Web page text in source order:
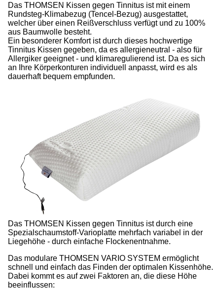
Das THOMSEN Kissen gegen Tinnitus ist mit einem
Rundsteg-Klimabezug (Tencel-Bezug) ausgestattet,
welcher über einen Reißverschluss verfügt und zu 100%
aus Baumwolle besteht.
Ein besonderer Komfort ist durch dieses hochwertige
Tinnitus Kissen gegeben, da es allergieneutral - also für
Allergiker geeignet - und klimaregulierend ist. Da es sich
an Ihre Körperkonturen individuell anpasst, wird es als
dauerhaft bequem empfunden.
Das THOMSEN Kissen gegen Tinnitus ist durch eine
Spezialschaumstoff-Varioplatte mehrfach variabel in der
Liegehöhe - durch einfache Flockenentnahme.
Das modulare THOMSEN VARIO SYSTEM ermöglicht
schnell und einfach das Finden der optimalen Kissenhöhe.
Dabei kommt es auf zwei Faktoren an, die diese Höhe
beeinflussen: